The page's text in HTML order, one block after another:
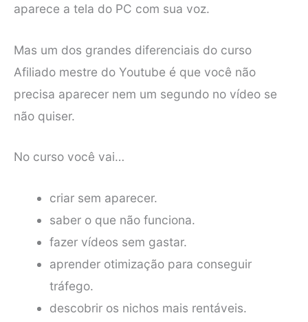
aparece a tela do PC com sua voz.
Mas um dos grandes diferenciais do curso
Afiliado mestre do Youtube é que você não
precisa aparecer nem um segundo no vídeo se
não quiser.
No curso você vai…
criar sem aparecer.
saber o que não funciona.
fazer vídeos sem gastar.
aprender otimização para conseguir
tráfego.
descobrir os nichos mais rentáveis.